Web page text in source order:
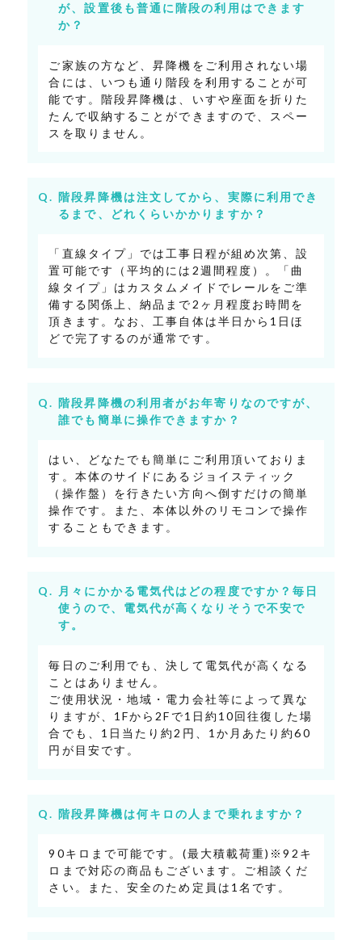
が、設置後も普通に階段の利用はできます
か？
ご家族の方など、昇降機をご利用されない場
合には、いつも通り階段を利用することが可
能です。階段昇降機は、いすや座面を折りた
たんで収納することができますので、スペー
スを取りません。
階段昇降機は注文してから、実際に利用でき
るまで、どれくらいかかりますか？
「直線タイプ」では工事日程が組め次第、設
置可能です（平均的には2週間程度）。「曲
線タイプ」はカスタムメイドでレールをご準
備する関係上、納品まで2ヶ月程度お時間を
頂きます。なお、工事自体は半日から1日ほ
どで完了するのが通常です。
階段昇降機の利用者がお年寄りなのですが、
誰でも簡単に操作できますか？
はい、どなたでも簡単にご利用頂いておりま
す。本体のサイドにあるジョイスティック
（操作盤）を行きたい方向へ倒すだけの簡単
操作です。また、本体以外のリモコンで操作
することもできます。
月々にかかる電気代はどの程度ですか？毎日
使うので、電気代が高くなりそうで不安で
す。
毎日のご利用でも、決して電気代が高くなる
ことはありません。
ご使用状況・地域・電力会社等によって異な
りますが、1Fから2Fで1日約10回往復した場
合でも、1日当たり約2円、1か月あたり約60
円が目安です。
階段昇降機は何キロの人まで乗れますか？
90キロまで可能です。(最大積載荷重)※92キ
ロまで対応の商品もございます。ご相談くだ
さい。また、安全のため定員は1名です。